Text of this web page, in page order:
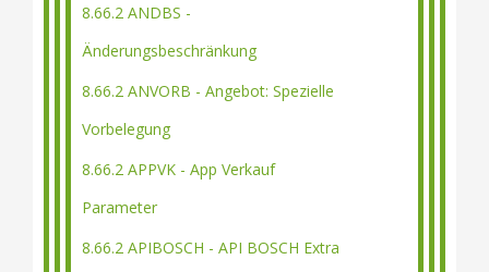
8.66.2 ANDBS -
Änderungsbeschränkung
8.66.2 ANVORB - Angebot: Spezielle
Vorbelegung
8.66.2 APPVK - App Verkauf
Parameter
8.66.2 APIBOSCH - API BOSCH Extra